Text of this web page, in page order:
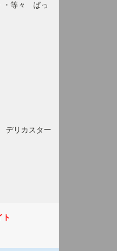
・等々 ぱっ
デリカスター
ト